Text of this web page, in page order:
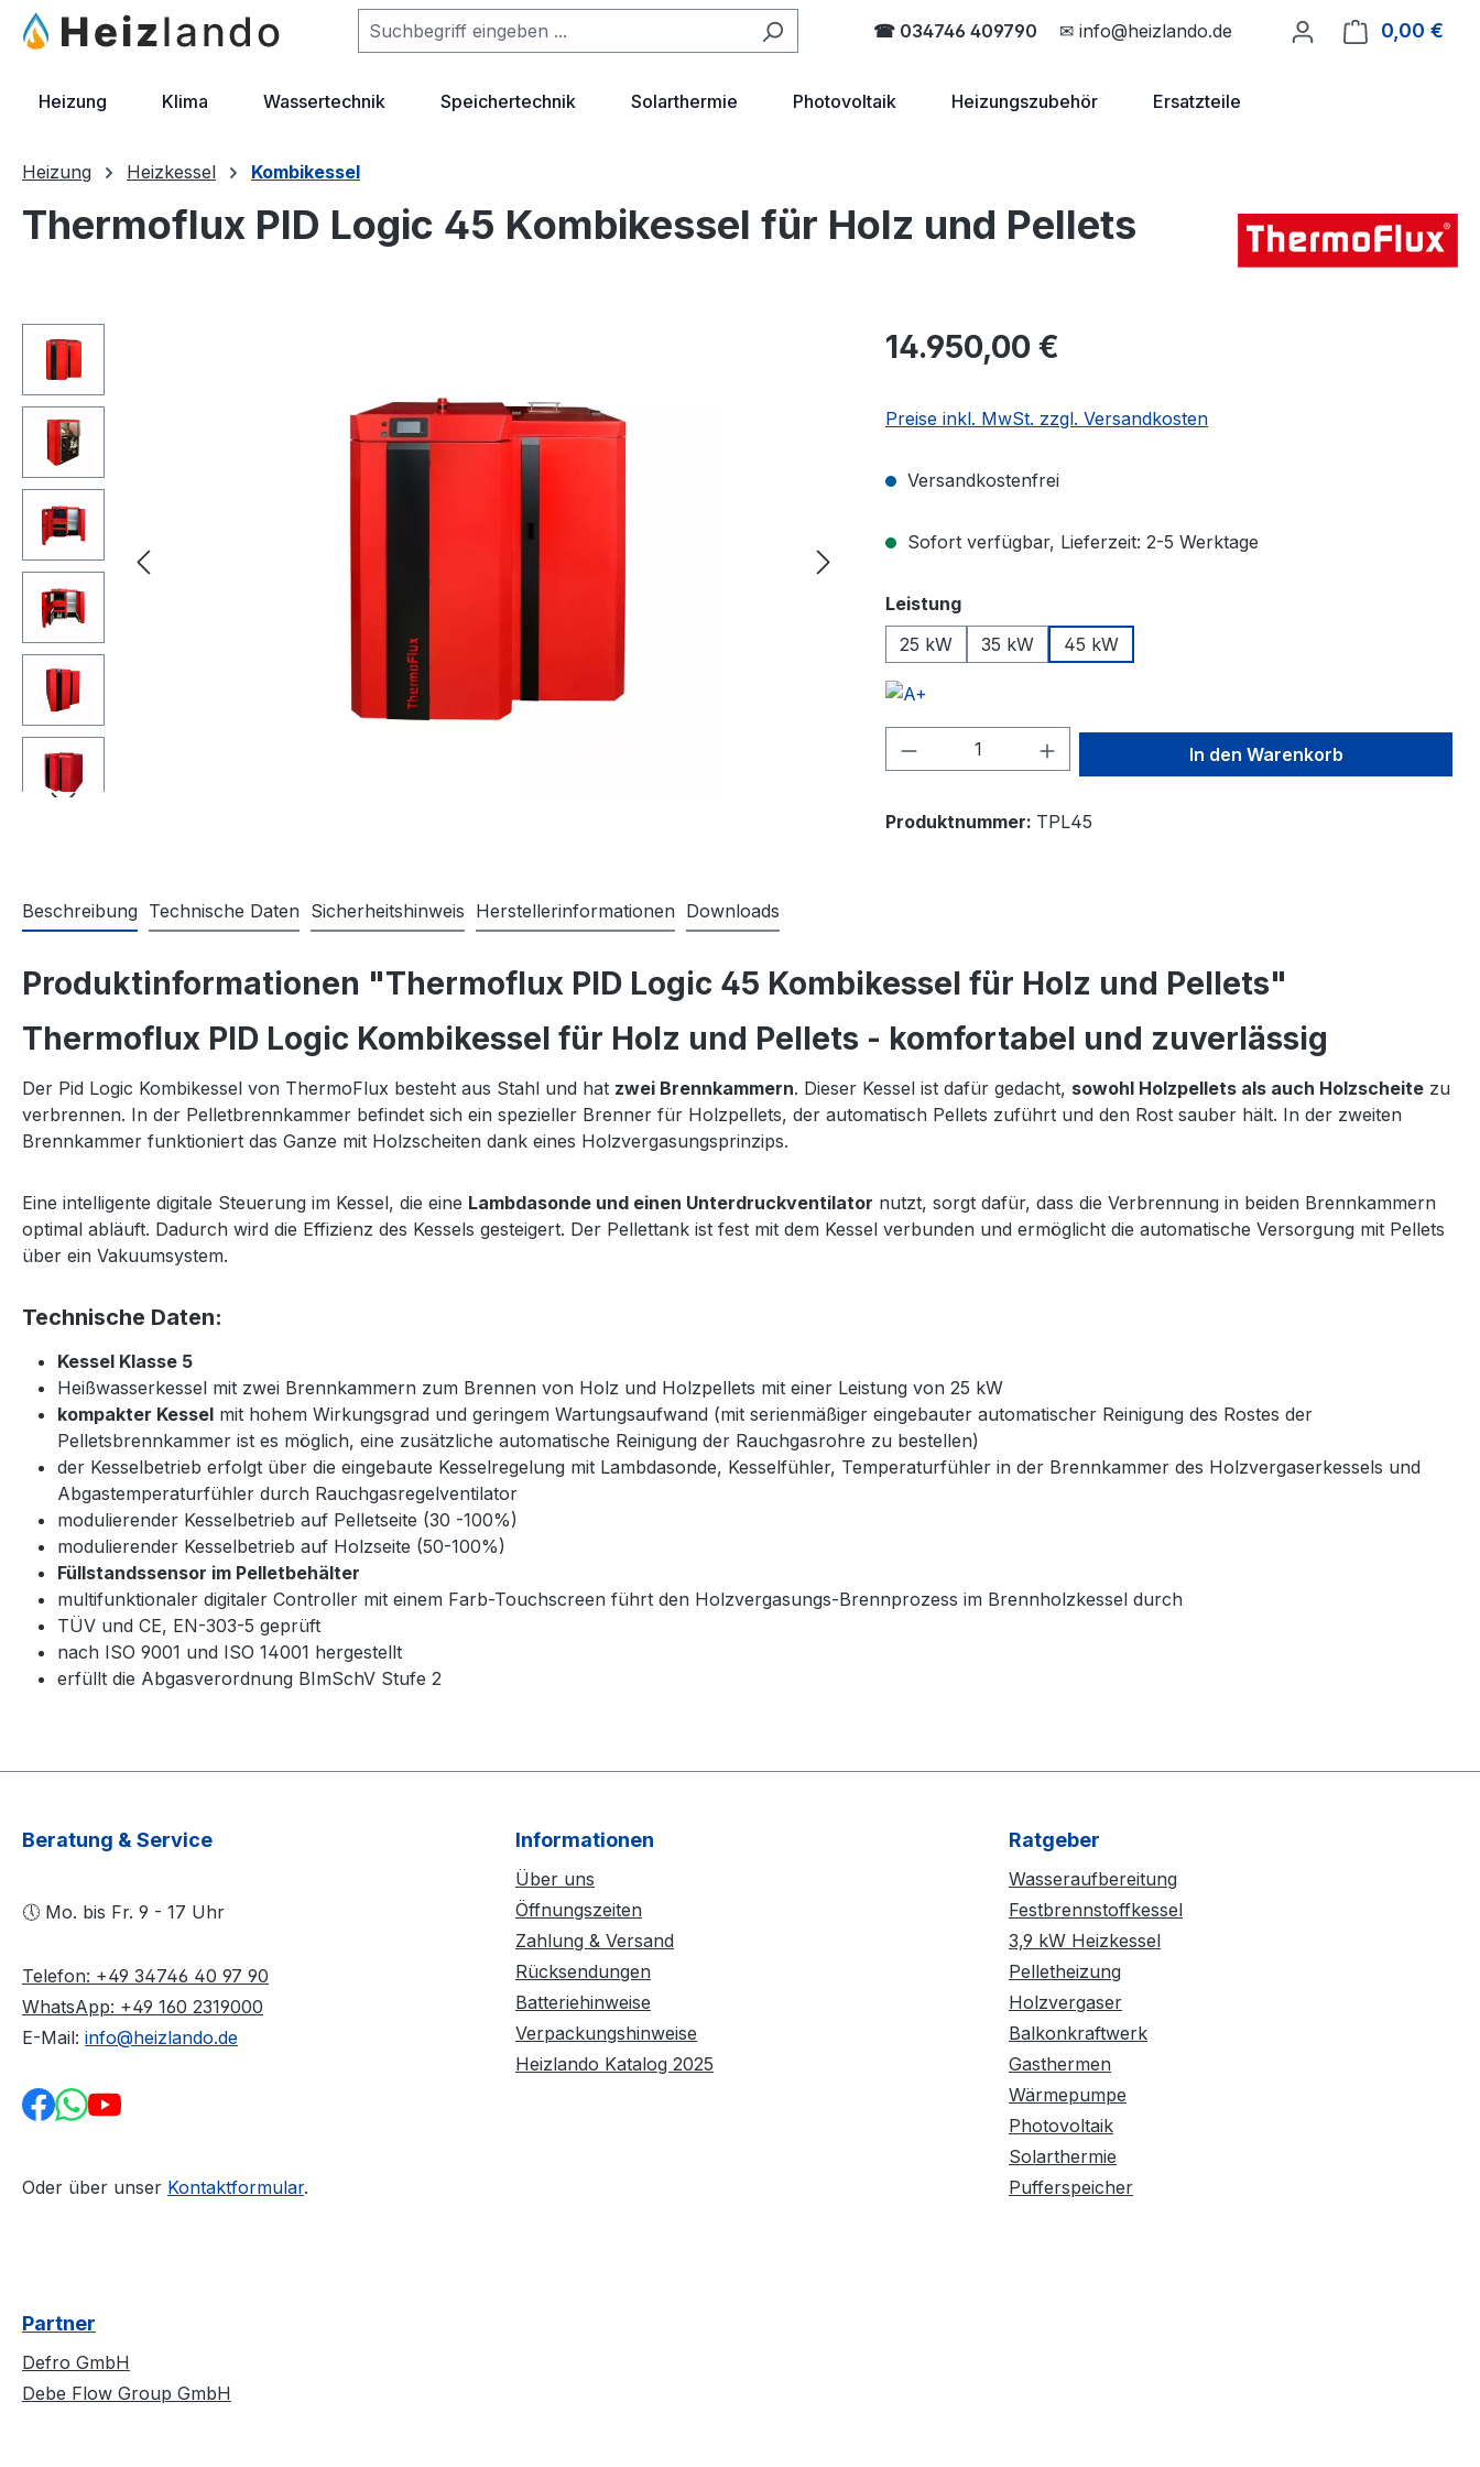
Hauptinhalt springen
Zur Suche springen
Zur Hauptnavigation springen ☎ 034746 409790 ✉ info@heizlando.de 0,00 €
Heizung Klima Wassertechnik Speichertechnik Solarthermie Photovoltaik Heizungszubehör Ersatzteile
Heizung Heizkessel Kombikessel
Thermoflux PID Logic 45 Kombikessel für Holz und Pellets
Bildergalerie überspringen Regulärer Preis:
14.950,00 €
Preise inkl. MwSt. zzgl. Versandkosten
Versandkostenfrei
Sofort verfügbar, Lieferzeit: 2-5 Werktage
Leistungauswählen
25 kW
35 kW 45 kW
Produkt Anzahl: Gib den gewünschten Wert
In den Warenkorb
Produktnummer: TPL45
Beschreibung Technische Daten Sicherheitshinweis Herstellerinformationen Downloads
Produktinformationen "Thermoflux PID Logic 45 Kombikessel für Holz und Pellets"
Thermoflux PID Logic Kombikessel für Holz und Pellets - komfortabel und zuverlässig
Der Pid Logic Kombikessel von ThermoFlux besteht aus Stahl und hat zwei Brennkammern. Dieser Kessel ist dafür gedacht, sowohl Holzpellets als auch Holzscheite zu
verbrennen. In der Pelletbrennkammer befindet sich ein spezieller Brenner für Holzpellets, der automatisch Pellets zuführt und den Rost sauber hält. In der zweiten
Brennkammer funktioniert das Ganze mit Holzscheiten dank eines Holzvergasungsprinzips.
Eine intelligente digitale Steuerung im Kessel, die eine Lambdasonde und einen Unterdruckventilator nutzt, sorgt dafür, dass die Verbrennung in beiden Brennkammern
optimal abläuft. Dadurch wird die Effizienz des Kessels gesteigert. Der Pellettank ist fest mit dem Kessel verbunden und ermöglicht die automatische Versorgung mit Pellets
über ein Vakuumsystem.
Technische Daten:
Kessel Klasse 5
Heißwasserkessel mit zwei Brennkammern zum Brennen von Holz und Holzpellets mit einer Leistung von 25 kW
kompakter Kessel mit hohem Wirkungsgrad und geringem Wartungsaufwand (mit serienmäßiger eingebauter automatischer Reinigung des Rostes der
Pelletsbrennkammer ist es möglich, eine zusätzliche automatische Reinigung der Rauchgasrohre zu bestellen)
der Kesselbetrieb erfolgt über die eingebaute Kesselregelung mit Lambdasonde, Kesselfühler, Temperaturfühler in der Brennkammer des Holzvergaserkessels und
Abgastemperaturfühler durch Rauchgasregelventilator
modulierender Kesselbetrieb auf Pelletseite (30 -100%)
modulierender Kesselbetrieb auf Holzseite (50-100%)
Füllstandssensor im Pelletbehälter
multifunktionaler digitaler Controller mit einem Farb-Touchscreen führt den Holzvergasungs-Brennprozess im Brennholzkessel durch
TÜV und CE, EN-303-5 geprüft
nach ISO 9001 und ISO 14001 hergestellt
erfüllt die Abgasverordnung BImSchV Stufe 2
Beratung & Service
🕔 Mo. bis Fr. 9 - 17 Uhr
Telefon: +49 34746 40 97 90
WhatsApp: +49 160 2319000
E-Mail: info@heizlando.de
Oder über unser Kontaktformular.
Informationen
Über uns
Öffnungszeiten
Zahlung & Versand
Rücksendungen
Batteriehinweise
Verpackungshinweise
Heizlando Katalog 2025
Ratgeber
Wasseraufbereitung
Festbrennstoffkessel
3,9 kW Heizkessel
Pelletheizung
Holzvergaser
Balkonkraftwerk
Gasthermen
Wärmepumpe
Photovoltaik
Solarthermie
Pufferspeicher
Partner
Defro GmbH
Debe Flow Group GmbH